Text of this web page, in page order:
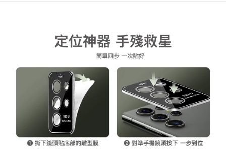
https://netprotections.freshdesk.com/support/home
１．透過由恩沛科技股份有限公司提供之「AFTEE先享後付」服務完成之交
易，需依本服務之必要範圍內提供個人資料，並將交易相關給付款項請求債
權轉讓予恩沛科技股份有限公司。
２．關於個人資料處理事宜，請瀏覽以下網址：
https://aftee.tw/terms/#terms3
３．未成年的使用者請事先徵得法定代理人或監護人之同意方可使用
「AFTEE先享後付」，若未經同意申辦者引起之損失，本公司不負相關責
４．使用「AFTEE先享後付」時，將依據個別帳號之用戶狀況，依本公司即
時審查核予不同之上限額度；若仍有額度不足之情形，本公司將視審查結果